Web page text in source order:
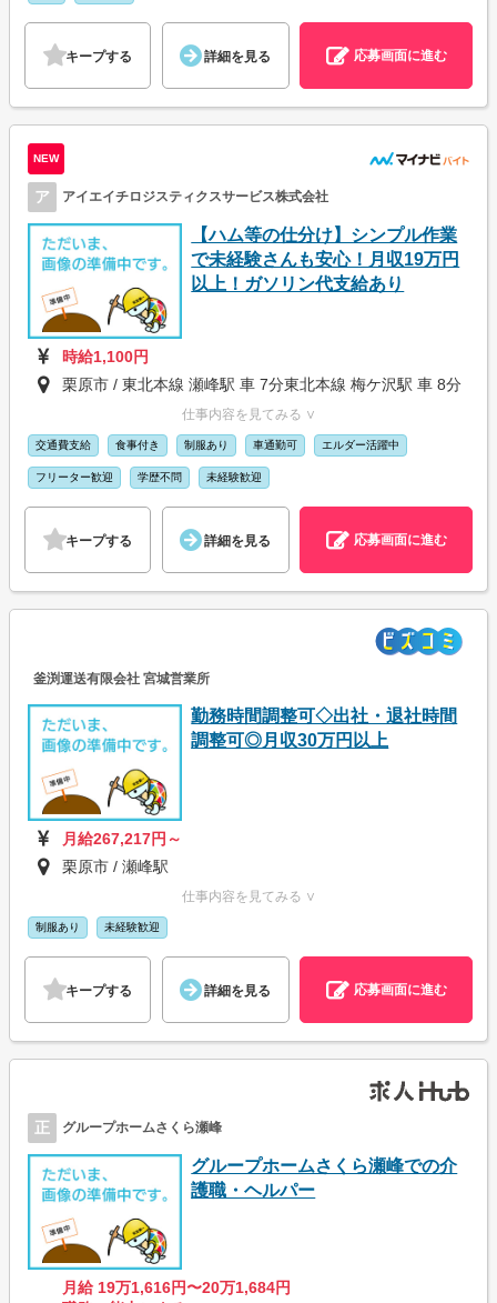
キープする 詳細を見る 応募画面に進む
NEW
ア アイエイチロジスティクスサービス株式会社
【ハム等の仕分け】シンプル作業
で未経験さんも安心！月収19万円
以上！ガソリン代支給あり
時給1,100円
栗原市 / 東北本線 瀬峰駅 車 7分東北本線 梅ケ沢駅 車 8分
仕事内容を見てみる ∨
交通費支給 食事付き 制服あり 車通勤可 エルダー活躍中
フリーター歓迎 学歴不問 未経験歓迎
キープする 詳細を見る 応募画面に進む
釜渕運送有限会社 宮城営業所
勤務時間調整可◇出社・退社時間
調整可◎月収30万円以上
月給267,217円～
栗原市 / 瀬峰駅
仕事内容を見てみる ∨
制服あり 未経験歓迎
キープする 詳細を見る 応募画面に進む
正 グループホームさくら瀬峰
グループホームさくら瀬峰での介
護職・ヘルパー
月給 19万1,616円〜20万1,684円